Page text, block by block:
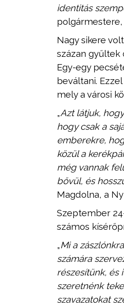
identitás
Nagy sikere
százan gyűltek
Egy-egy
beváltani.
mely a városi
„Azt látjuk,
hogy csak a
emberekre,
közül a
még vannak
bővül, és
Magdolna, a
Szeptember
számos
„Mi a
számára
részesítünk, és
szeretnénk
szavazatokat